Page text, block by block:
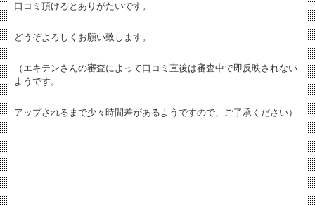
口コミ頂けるとありがたいです。
どうぞよろしくお願い致します。
（エキテンさんの審査によって口コミ直後は審査中で即反映されない
ようです。
アップされるまで少々時間差があるようですので、ご了承ください）